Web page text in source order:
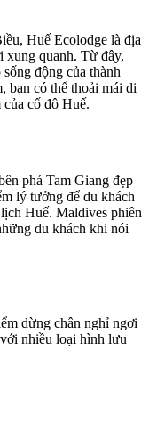
Huế Ecolodge là địa
xung quanh. Từ đây,
động của thành
bạn có thể thoải mái di
cố đô Huế.
phá Tam Giang đẹp
lý tưởng để du khách
Huế. Maldives phiên
du khách khi nói
dừng chân nghỉ ngơi
nhiều loại hình lưu